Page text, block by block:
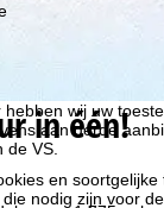
te verzamelen, die
uw activiteiten
wij uw
aan derde
VS.
en soortgelijke
nodig zijn voor
in één!